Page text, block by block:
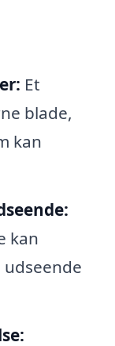
Et
blade,
kan
kan
udseende